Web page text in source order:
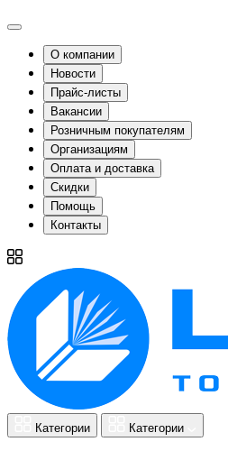
О компании
Новости
Прайс-листы
Вакансии
Розничным покупателям
Организациям
Оплата и доставка
Скидки
Помощь
Контакты
Категории Категории